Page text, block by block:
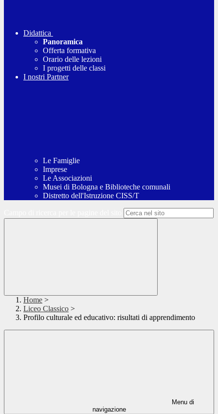
Didattica
Panoramica
Offerta formativa
Orario delle lezioni
I progetti delle classi
I nostri Partner
Le Famiglie
Imprese
Le Associazioni
Musei di Bologna e Biblioteche comunali
Distretto dell'Istruzione CISS/T
Home >
Liceo Classico >
Profilo culturale ed educativo: risultati di apprendimento
Menu di
navigazione